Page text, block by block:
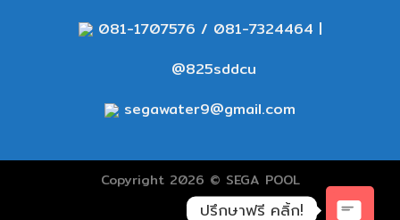
081-1707576 / 081-7324464 |
@825sddcu
segawater9@gmail.com
Copyright 2026 © SEGA POOL
ปรึกษาฟรี คลิ้ก!